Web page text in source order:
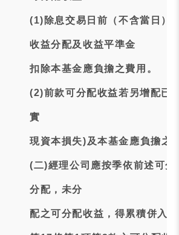
(1)除息交易日前（不含當日）
收益分配及收益平準金
扣除本基金應負擔之費用。
(2)前款可分配收益若另增配已
實
現資本損失)及本基金應負擔之
(二)經理公司應按季依前述可
分配，未分
配之可分配收益，得累積併入